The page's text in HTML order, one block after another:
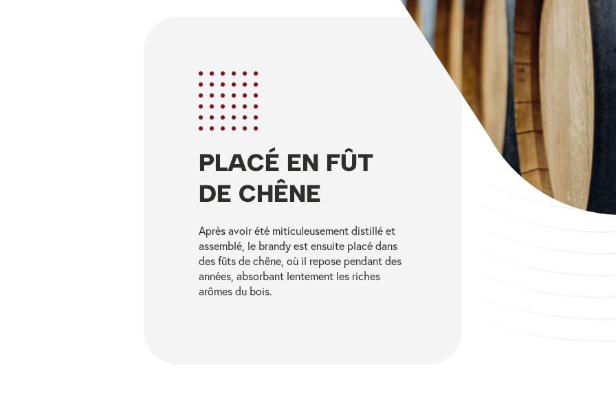
PLACÉ EN FÛT
DE CHÊNE
Après avoir été miticuleusement distillé et
assemblé, le brandy est ensuite placé dans
des fûts de chêne, où il repose pendant des
années, absorbant lentement les riches
arômes du bois.